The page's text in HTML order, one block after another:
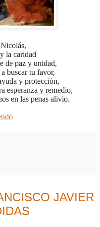
la caridad
de paz y unidad,
buscar tu favor,
y protección,
esperanza y remedio,
en las penas alivio.
JAVIER